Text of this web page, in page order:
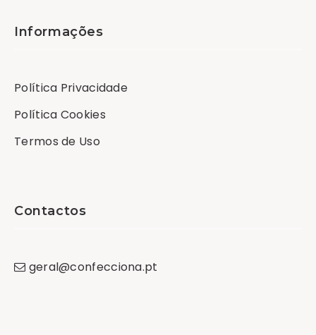
Informações
Política Privacidade
Política Cookies
Termos de Uso
Contactos
geral@confecciona.pt